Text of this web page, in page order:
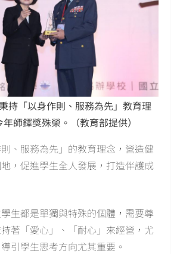
持「以身作則、服務為先」教育理
師鐸獎殊榮。（教育部提供）
、服務為先」的教育理念，營造健
，促進學生全人發展，打造伴護成
生都是單獨與特殊的個體，需要尊
著「愛心」、「耐心」來經營，尤
引學生思考方向尤其重要。